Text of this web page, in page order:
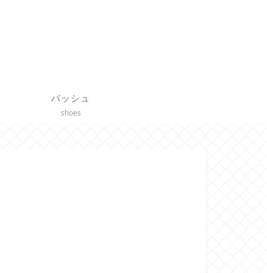
バッシュ
shoes